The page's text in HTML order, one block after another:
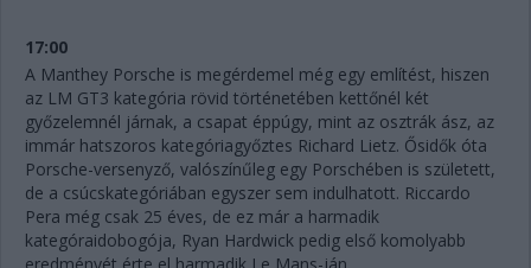
17:00
A Manthey Porsche is megérdemel még egy említést, hiszen
az LM GT3 kategória rövid történetében kettőnél két
győzelemnél járnak, a csapat éppúgy, mint az osztrák ász, az
immár hatszoros kategóriagyőztes Richard Lietz. Ősidők óta
Porsche-versenyző, valószínűleg egy Porschében is született,
de a csúcskategóriában egyszer sem indulhatott. Riccardo
Pera még csak 25 éves, de ez már a harmadik
kategóraidobogója, Ryan Hardwick pedig első komolyabb